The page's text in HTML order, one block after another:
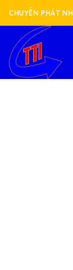
Skip
content
CHUYỂN PHÁT